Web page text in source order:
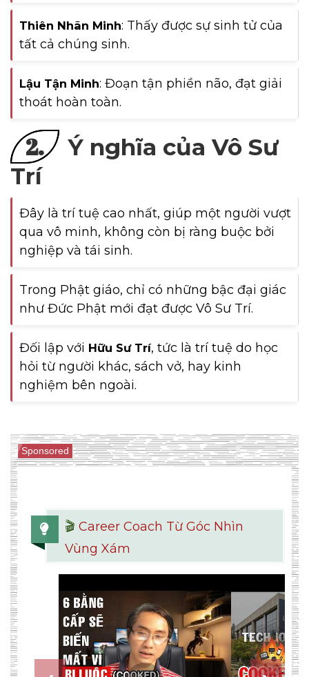
Thiên Nhãn Minh: Thấy được sự sinh tử của
tất cả chúng sinh.
Lậu Tận Minh: Đoạn tận phiền não, đạt giải
thoát hoàn toàn.
2.
Ý nghĩa của Vô Sư
Trí
Đây là trí tuệ cao nhất, giúp một người vượt
qua vô minh, không còn bị ràng buộc bởi
nghiệp và tái sinh.
Trong Phật giáo, chỉ có những bậc đại giác
như Đức Phật mới đạt được Vô Sư Trí.
Đối lập với Hữu Sư Trí, tức là trí tuệ do học
hỏi từ người khác, sách vở, hay kinh
nghiệm bên ngoài.
Sponsored